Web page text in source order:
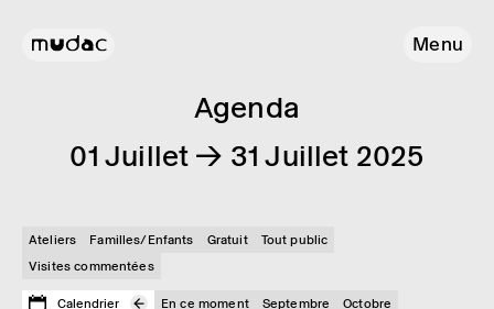
Menu
Agenda
01 Juillet → 31 Juillet 2025
Ateliers Familles/Enfants Gratuit
Tout public
Visites commentées
Calendrier En ce moment Septembre
Octobre